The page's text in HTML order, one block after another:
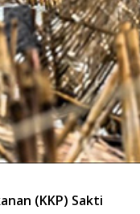
(KKP) Sakti